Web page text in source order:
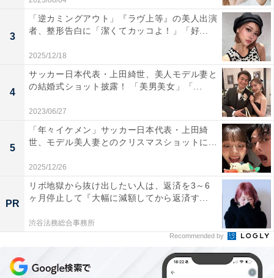
3
「逆カミングアウト」『ラヴ上等』の美人出演
者、整形告白に「潔くてカッコよ！」「好...
2025/12/18
4
サッカー日本代表・上田綺世、美人モデル妻と
の結婚式ショット披露！ 「美男美女」「...
2023/06/27
5
「年々イケメン」サッカー日本代表・上田綺
世、モデル美人妻とのクリスマスショットに...
2025/12/26
PR
リボ地獄から抜け出したい人は、返済を3～6
ヶ月停止して『大幅に減額してから返済す...
渋谷法務総合事務所
Recommended by